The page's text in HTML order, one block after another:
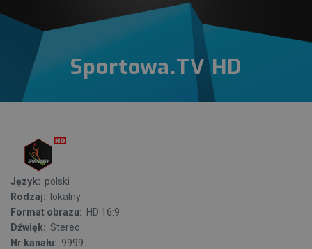
Sportowa.TV HD
Język: polski
Rodzaj:
lokalny
Format obrazu: HD 16:9
Dźwięk: Stereo
Nr kanału: 9999